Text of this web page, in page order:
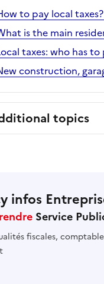
to pay local taxes?
is the main
taxes: who has
construction,
topics
infos
Service
fiscales,